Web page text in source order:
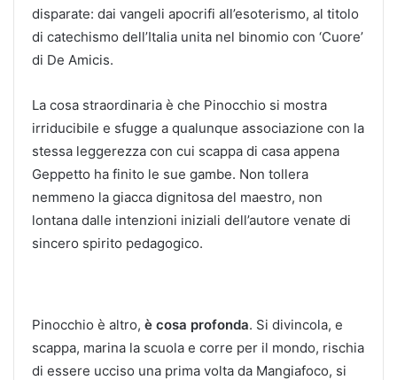
disparate: dai vangeli apocrifi all’esoterismo, al titolo
di catechismo dell’Italia unita nel binomio con ‘Cuore’
di De Amicis.
La cosa straordinaria è che Pinocchio si mostra
irriducibile e sfugge a qualunque associazione con la
stessa leggerezza con cui scappa di casa appena
Geppetto ha finito le sue gambe. Non tollera
nemmeno la giacca dignitosa del maestro, non
lontana dalle intenzioni iniziali dell’autore venate di
sincero spirito pedagogico.
Pinocchio è altro, è cosa profonda. Si divincola, e
scappa, marina la scuola e corre per il mondo, rischia
di essere ucciso una prima volta da Mangiafoco, si